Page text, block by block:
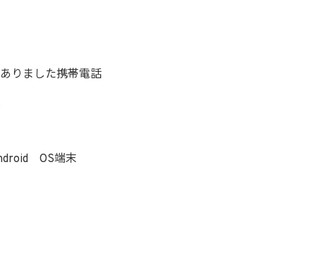
りました携帯電話
OS端末